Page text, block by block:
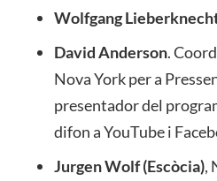
Wolfgang
David Anderson.
Nova York per a
presentador del
difon a YouTube i
Jurgen Wolf (Escòcia),